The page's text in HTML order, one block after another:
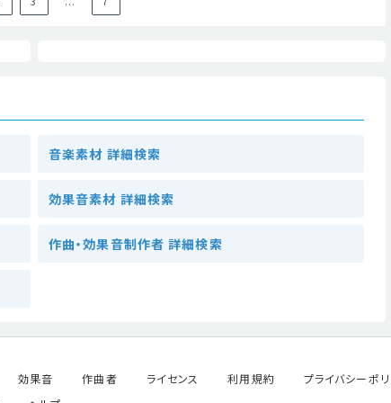
音楽素材 詳細検索
効果音素材 詳細検索
作曲・効果音制作者 詳細検索
効果音 作曲者 ライセンス 利用規約 プライバシーポ